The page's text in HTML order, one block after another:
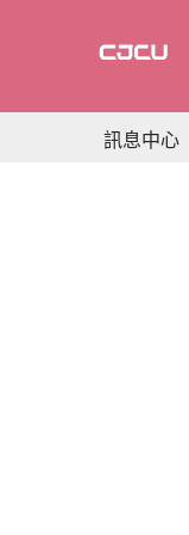
要
容
訊息中心